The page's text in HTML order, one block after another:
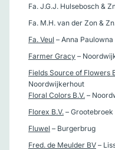
Fa. J.G.J. Hulsebosch &
Fa. M.H. van der Zon &
Fa. Veul – Anna Paulowna
Farmer Gracy –
Fields Source of Flowers
Noordwijkerhout
Floral Colors B.V. –
Florex B.V. – Grootebroek
Fluwel – Burgerbrug
Fred. de Meulder BV –